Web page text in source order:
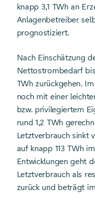
knapp 3,1 TWh an
Anlagenbetreiber
prognostiziert.
Nach Einschätzung
Nettostrombedarf
TWh zurückgehen.
noch mit einer
bzw. privilegiertem
rund 1,2 TWh
Letztverbrauch sinkt
auf knapp 113 TWh
Entwicklungen geht
Letztverbrauch als
zurück und beträgt